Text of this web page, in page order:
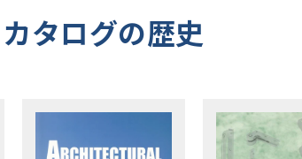
カタログの歴史